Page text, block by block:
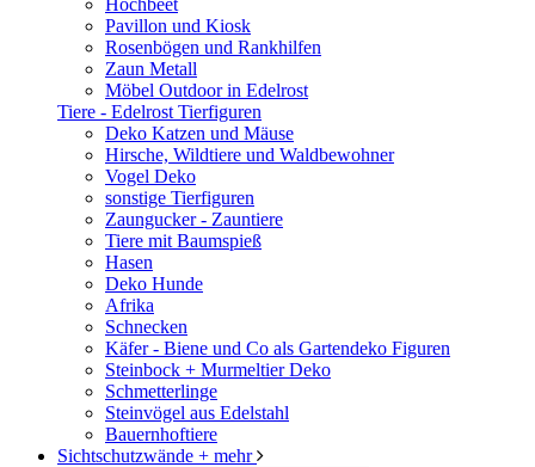
Hochbeet
Pavillon und Kiosk
Rosenbögen und Rankhilfen
Zaun Metall
Möbel Outdoor in Edelrost
Tiere - Edelrost Tierfiguren
Deko Katzen und Mäuse
Hirsche, Wildtiere und Waldbewohner
Vogel Deko
sonstige Tierfiguren
Zaungucker - Zauntiere
Tiere mit Baumspieß
Hasen
Deko Hunde
Afrika
Schnecken
Käfer - Biene und Co als Gartendeko Figuren
Steinbock + Murmeltier Deko
Schmetterlinge
Steinvögel aus Edelstahl
Bauernhoftiere
Sichtschutzwände + mehr